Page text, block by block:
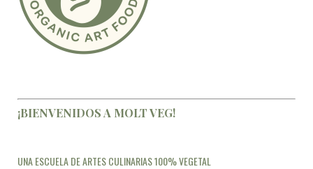
¡BIENVENIDOS A MOLT VEG!
UNA ESCUELA DE ARTES CULINARIAS 100% VEGETAL